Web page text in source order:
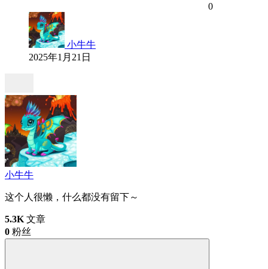
0
小牛牛
2025年1月21日
小牛牛
这个人很懒，什么都没有留下～
5.3K 文章
0 粉丝